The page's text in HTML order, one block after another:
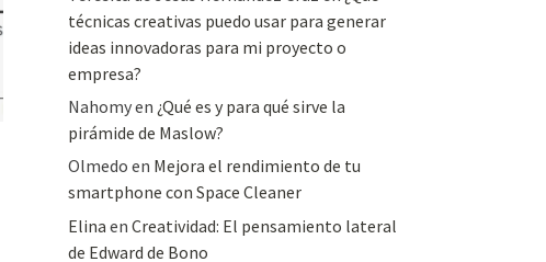
técnicas creativas puedo usar para generar
ideas innovadoras para mi proyecto o
empresa?
Nahomyen ¿Qué es y para qué sirve la
pirámide de Maslow?
Olmedo en Mejora el rendimiento de tu
smartphone con Space Cleaner
Elina en Creatividad: El pensamiento lateral
de Edward de Bono